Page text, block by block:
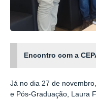
Encontro com a
Já no dia 27 de
e Pós-Graduação, Laura